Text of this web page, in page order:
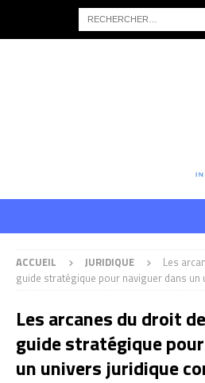
ACCUEIL JURIDIQUE
Les
guide stratégique pour naviguer dans un
Les arcanes du droit
guide stratégique
un univers juridique